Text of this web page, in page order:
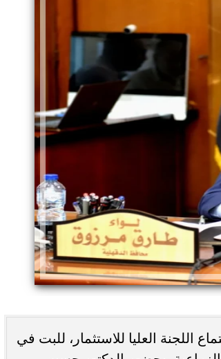
اللجنة العليا للاستثمار، للبت في